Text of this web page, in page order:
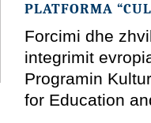
PLATFORMA
Forcimi dhe
integrimit
Programin
for Education